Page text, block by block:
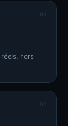
03
hors
04